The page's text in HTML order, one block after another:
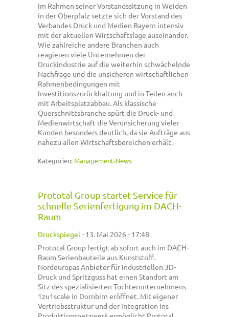
Im Rahmen seiner Vorstandssitzung in Weiden
in der Oberpfalz setzte sich der Vorstand des
Verbandes Druck und Medien Bayern intensiv
mit der aktuellen Wirtschaftslage auseinander.
Wie zahlreiche andere Branchen auch
reagieren viele Unternehmen der
Druckindustrie auf die weiterhin schwächelnde
Nachfrage und die unsicheren wirtschaftlichen
Rahmenbedingungen mit
Investitionszurückhaltung und in Teilen auch
mit Arbeitsplatzabbau. Als klassische
Querschnittsbranche spürt die Druck- und
Medienwirtschaft die Verunsicherung vieler
Kunden besonders deutlich, da sie Aufträge aus
nahezu allen Wirtschaftsbereichen erhält.
Kategorien: Management-News
Prototal Group startet Service für
schnelle Serienfertigung im DACH-
Raum
Druckspiegel - 13. Mai 2026 - 17:48
Prototal Group fertigt ab sofort auch im DACH-
Raum Serienbauteile aus Kunststoff.
Nordeuropas Anbieter für industriellen 3D-
Druck und Spritzguss hat einen Standort am
Sitz des spezialisierten Tochterunternehmens
1zu1scale in Dornbirn eröffnet. Mit eigener
Vertriebsstruktur und der Integration ins